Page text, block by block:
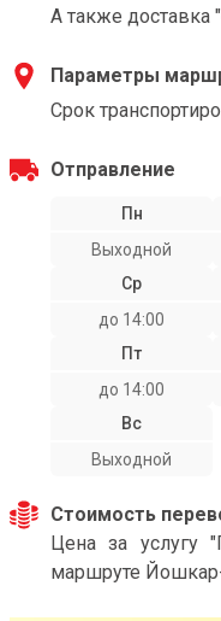
А также доставка
Параметры
Срок
Отправление
Пн
Выходной
Ср
до 14:00
Пт
до 14:00
Вс
Выходной
Стоимость
Цена за услугу
маршруте